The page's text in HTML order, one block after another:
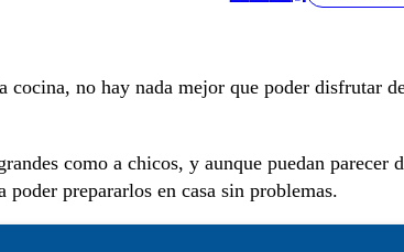
no hay nada mejor que poder disfrutar
como a chicos, y aunque puedan parecer
prepararlos en casa sin problemas.